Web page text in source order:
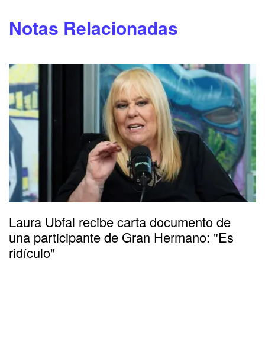
Notas Relacionadas
Laura Ubfal recibe carta documento de
una participante de Gran Hermano: "Es
ridículo"